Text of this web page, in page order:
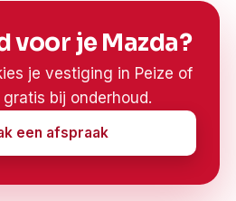
voor je Mazda?
je vestiging in Peize of
gratis bij onderhoud.
een afspraak